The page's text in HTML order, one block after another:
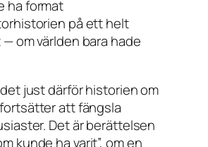
ha format
på ett helt
om världen bara hade
just därför historien om
att fängsla
Det är berättelsen
kunde ha varit”, om en